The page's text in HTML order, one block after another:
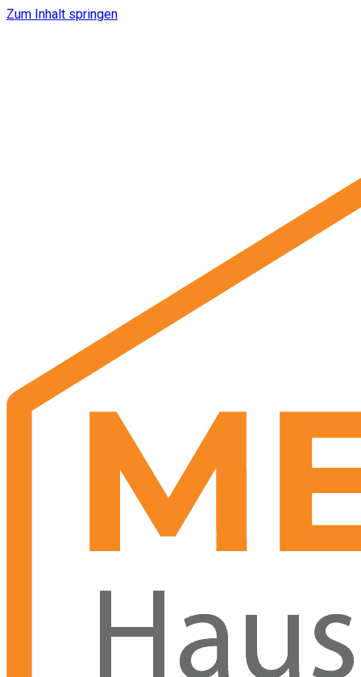
Zum Inhalt springen